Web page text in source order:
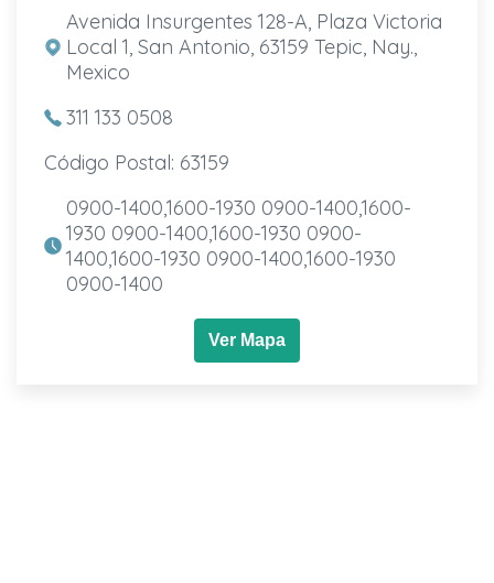
Avenida Insurgentes 128-A, Plaza Victoria
Local 1, San Antonio, 63159 Tepic, Nay.,
Mexico
311 133 0508
Código Postal: 63159
0900-1400,1600-1930 0900-1400,1600-
1930 0900-1400,1600-1930 0900-
1400,1600-1930 0900-1400,1600-1930
0900-1400
Ver Mapa